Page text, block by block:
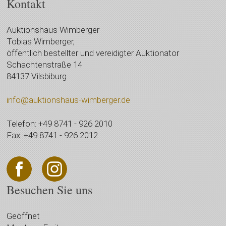
Kontakt
Auktionshaus Wimberger
Tobias Wimberger,
öffentlich bestellter und vereidigter Auktionator
Schachtenstraße 14
84137 Vilsbiburg
info@auktionshaus-wimberger.de
Telefon: +49 8741 - 926 2010
Fax: +49 8741 - 926 2012
Besuchen Sie uns
Geöffnet